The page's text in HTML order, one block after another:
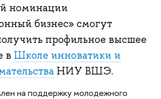
номинации
бизнес» смогут
профильное высшее
в Школе инноватики и
НИУ ВШЭ.
на поддержку молодежного